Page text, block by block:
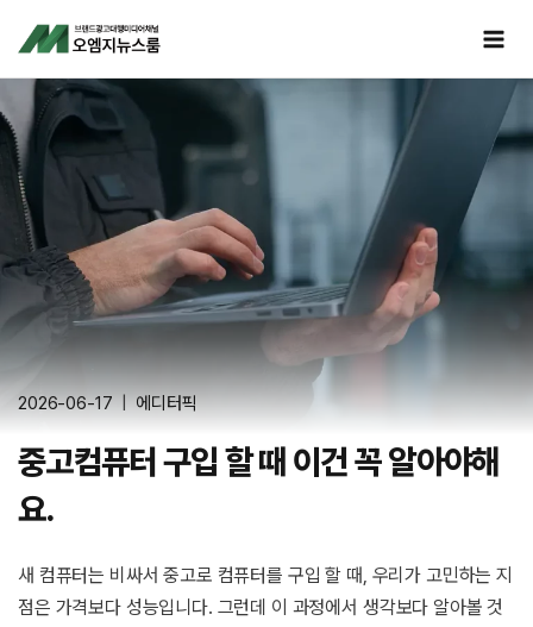
content
2026-06-17 에디터픽
중고컴퓨터 구입 할 때 이건 꼭 알아야해
요.
새 컴퓨터는 비싸서 중고로 컴퓨터를 구입 할 때, 우리가 고민하는 지
점은 가격보다 성능입니다. 그런데 이 과정에서 생각보다 알아볼 것